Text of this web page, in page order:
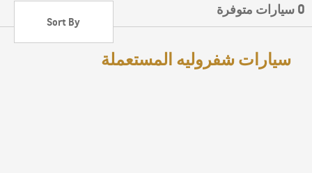
0 سيارات متوفرة
Sort By
أقل سعر أولا
سيارات شفروليه المستعملة